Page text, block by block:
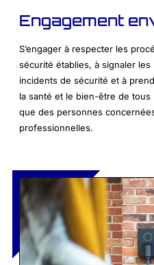
Engagement
S’engager à respecter les
sécurité établies, à signaler
incidents de sécurité et à
la santé et le bien-être de tous
que des personnes
professionnelles.